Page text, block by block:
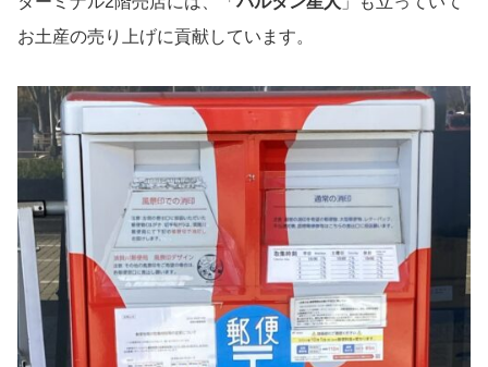
お土産の売り上げに貢献しています。